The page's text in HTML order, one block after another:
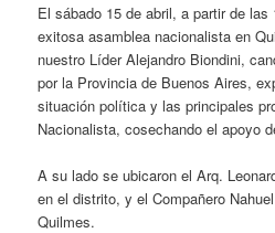
El sábado 15 de abril, a partir de
exitosa asamblea nacionalista en
nuestro Líder Alejandro Biondini,
por la Provincia de Buenos Aires,
situación política y las principales
Nacionalista, cosechando el apoyo
A su lado se ubicaron el Arq.
en el distrito, y el Compañero
Quilmes.